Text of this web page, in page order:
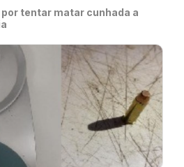
tentar matar cunhada a